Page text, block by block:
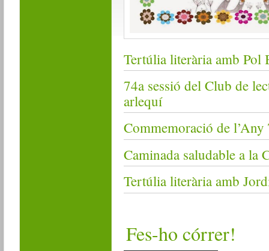
Tertúlia literària amb Pol
74a sessió del Club de
arlequí
Commemoració de l’Any
Caminada saludable a la
Tertúlia literària amb
Fes-ho córrer!